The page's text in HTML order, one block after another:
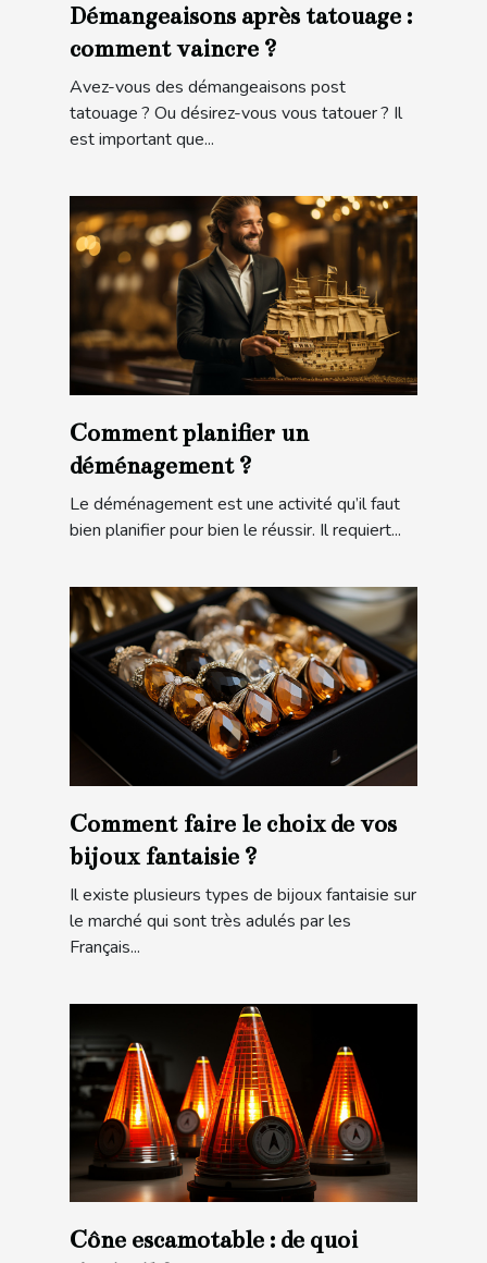
Démangeaisons après tatouage :
comment vaincre ?
Avez-vous des démangeaisons post
tatouage ? Ou désirez-vous vous tatouer ? Il
est important que...
Comment planifier un
déménagement ?
Le déménagement est une activité qu’il faut
bien planifier pour bien le réussir. Il requiert...
Comment faire le choix de vos
bijoux fantaisie ?
Il existe plusieurs types de bijoux fantaisie sur
le marché qui sont très adulés par les
Français...
Cône escamotable : de quoi